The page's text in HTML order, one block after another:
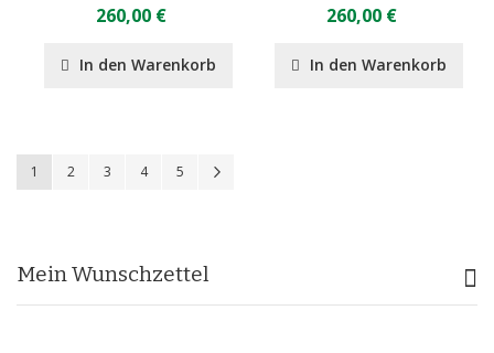
260,00 €
In den Warenkorb
260,00 €
In den Warenkorb
Sie lesen gerade Seite
1 Seite
2 Seite
3 Seite
4 Seite
5
Mein Wunschzettel